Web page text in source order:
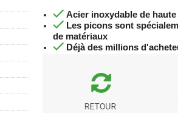
Acier inoxydable de
Les picons sont
de matériaux
Déjà des millions